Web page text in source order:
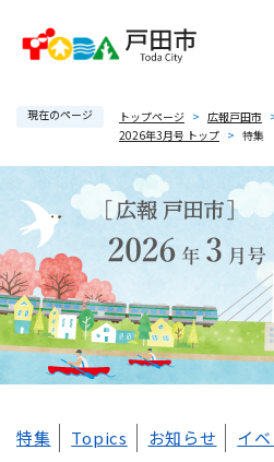
で
現在のページ トップページ > 広報戸田市
2026年3月号 トップ > 特集
文
特集 Topics お知らせ イ